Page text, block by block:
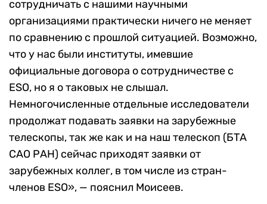
сотрудничать с нашими научными
организациями практически ничего не меняет
по сравнению с прошлой ситуацией. Возможно,
что у нас были институты, имевшие
официальные договора о сотрудничестве с
ESO, но я о таковых не слышал.
Немногочисленные отдельные исследователи
продолжат подавать заявки на зарубежные
телескопы, так же как и на наш телескоп (БТА
САО РАН) сейчас приходят заявки от
зарубежных коллег, в том числе из стран-
членов ESO», — пояснил Моисеев.